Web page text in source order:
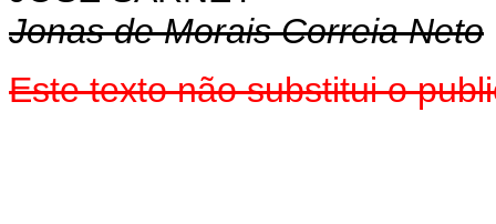
Jonas de Morais Correia Neto
Este texto não substitui o